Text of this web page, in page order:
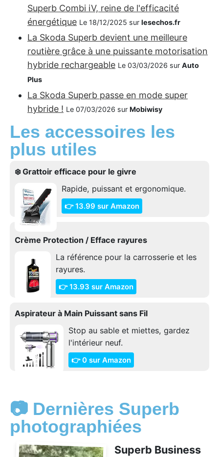
Superb Combi iV, reine de l'efficacité
énergétique Le 18/12/2025 sur lesechos.fr
La Skoda Superb devient une meilleure
routière grâce à une puissante motorisation
hybride rechargeable Le 03/03/2026 sur Auto
Plus
La Skoda Superb passe en mode super
hybride ! Le 07/03/2026 sur Mobiwisy
Les accessoires les
plus utiles
❄️ Grattoir efficace pour le givre
Rapide, puissant et ergonomique.
👉 13.99 sur Amazon
Crème Protection / Efface rayures
La référence pour la carrosserie et les
rayures.
👉 13.93 sur Amazon
Aspirateur à Main Puissant sans Fil
Stop au sable et miettes, gardez
l'intérieur neuf.
👉 0 sur Amazon
📷 Dernières Superb
photographiées
Superb Business